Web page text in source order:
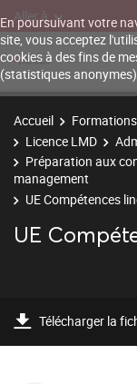
En poursuivant votre
site, vous acceptez
cookies à des fins de
(statistiques
Aller à
Accueil
Licence LMD
Préparation aux
management
UE Compétences
UE
Télécharger la